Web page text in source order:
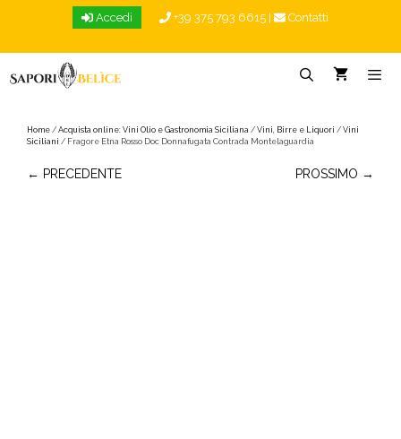
Accedi +39 375 793 6615 Contatti
Home / Acquista online: Vini Olio e Gastronomia Siciliana / Vini, Birre e Liquori / Vini
Siciliani / Fragore Etna Rosso Doc Donnafugata Contrada Montelaguardia
← PRECEDENTE PROSSIMO →